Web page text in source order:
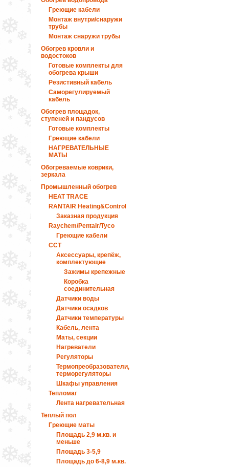
Греющие кабели
Монтаж внутри/снаружи
трубы
Монтаж снаружи трубы
Обогрев кровли и
водостоков
Готовые комплекты для
обогрева крыши
Резистивный кабель
Саморегулируемый
кабель
Обогрев площадок,
ступеней и пандусов
Готовые комплекты
Греющие кабели
НАГРЕВАТЕЛЬНЫЕ
МАТЫ
Обогреваемые коврики,
зеркала
Промышленный обогрев
HEAT TRACE
RANTAIR Heating&Control
Заказная продукция
Raychem/Pentair/Tyco
Греющие кабели
ССТ
Аксессуары, крепёж,
комплектующие
Зажимы крепежные
Коробка
соединительная
Датчики воды
Датчики осадков
Датчики температуры
Кабель, лента
Маты, секции
Нагреватели
Регуляторы
Термопреобразователи,
терморегуляторы
Шкафы управления
Тепломаг
Лента нагревательная
Теплый пол
Греющие маты
Площадь 2,9 м.кв. и
меньше
Площадь 3-5,9
Площадь до 6-8,9 м.кв.